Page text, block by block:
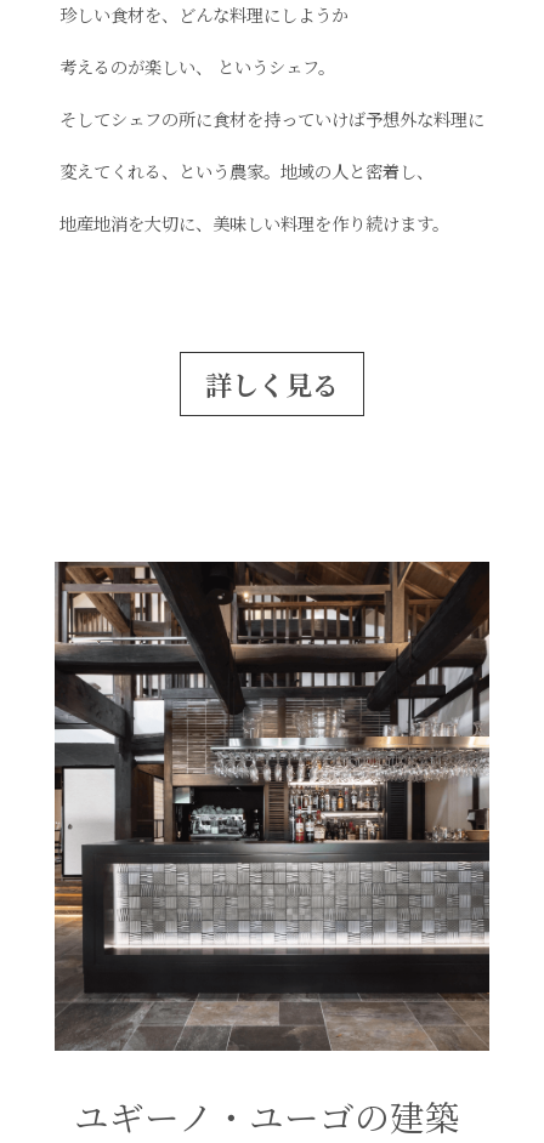
珍しい食材を、どんな料理にしようか
考えるのが楽しい、 というシェフ。
そしてシェフの所に食材を持っていけば予想外な料理に
変えてくれる、という 農家。地域の人と密着し、
地産地消を大切に、 美味しい料理を作り続けます。
詳しく見る
ユギーノ・ユーゴの建築